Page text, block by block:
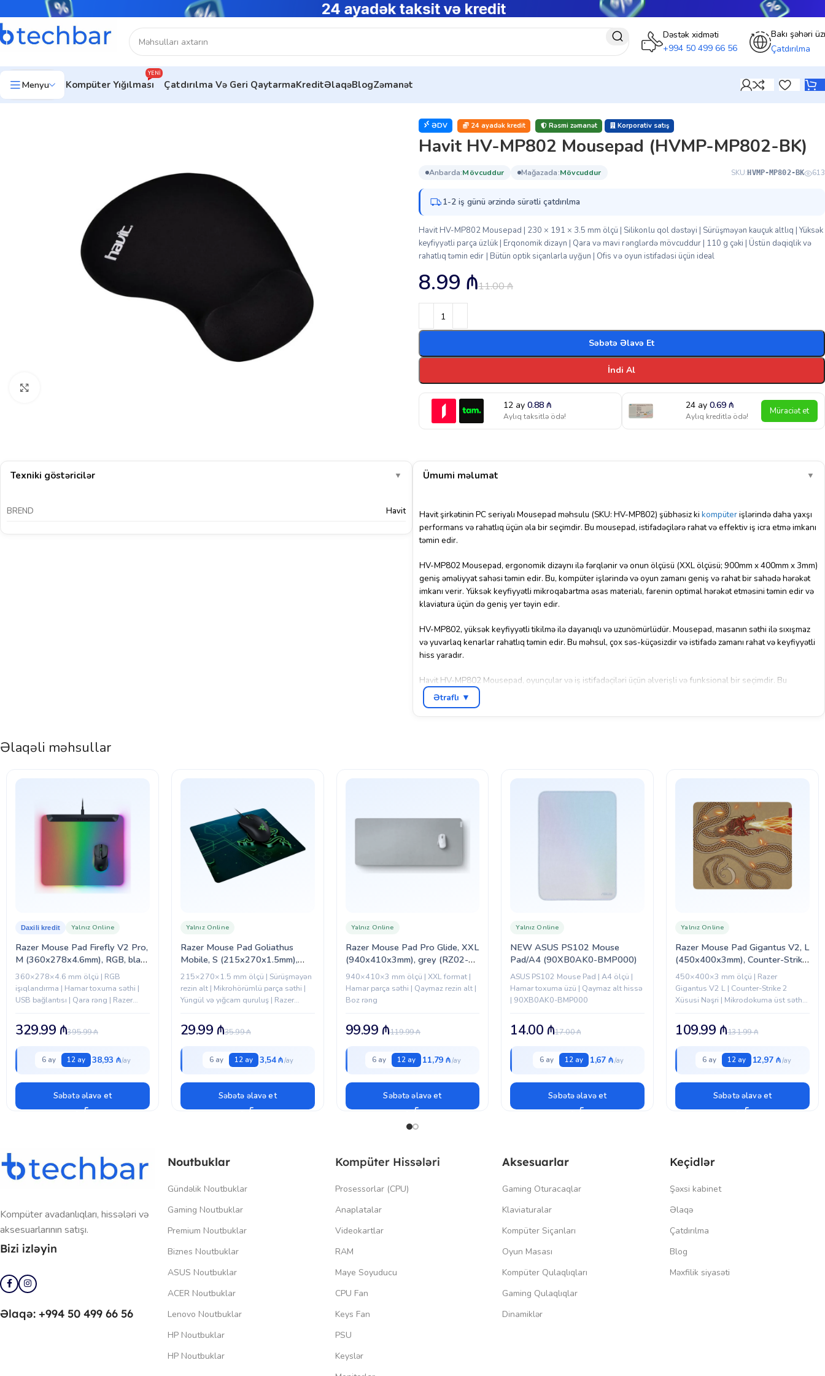
Dəstək xidməti
+994 50 499 66 56
Bakı şəhəri
Çatdırılma
Menyu Kompüter Yığılması
YENI
Çatdırılma Və Geri QaytarmaKreditƏlaqəBlogZəmanət
Ev Kompüter aksesuarları
ƏDV 24 ayadək kredit Rəsmi zəmanət Korporativ satış
Havit HV-MP802 Mousepad (HVMP-MP802-BK)
anbarda: mövcuddur mağazada: mövcuddur SKU:HVMP-MP802-BK 613
1-2 iş günü ərzində sürətli çatdırılma
Havit HV-MP802 Mousepad | 230 × 191 × 3.5 mm ölçü | Silikonlu qol dəstəyi | Sürüşməyən kauçuk altlıq | Yüksək
keyfiyyətli parça üzlük | Erqonomik dizayn | Qara və mavi rənglərdə mövcuddur | 110 g çəki | Üstün dəqiqlik və
rahatlıq təmin edir | Bütün optik siçanlarla uyğun | Ofis və oyun istifadəsi üçün ideal
11.00₼
8.99 ₼
Səbətə Əlavə Et
İndi Al
12 ay0.88₼
Aylıq taksitlə ödə!
24 ay0.69₼
Aylıq kreditlə ödə! Müraciət et
Texniki göstəricilər ▼
BREND Havit
Ümumi məlumat ▼
Havit şirkətinin PC seriyalı Mousepad məhsulu (SKU: HV-MP802) şübhəsiz ki kompüterişlərində daha yaxşı
performans və rahatlıq üçün əla bir seçimdir. Bu mousepad, istifadəçilərə rahat və effektiv iş icra etmə imkanı
təmin edir.
HV-MP802 Mousepad, ergonomik dizaynı ilə fərqlənir və onun ölçüsü (XXL ölçüsü; 900mm x 400mm x 3mm)
geniş əməliyyat sahəsi təmin edir. Bu, kompüter işlərində və oyun zamanı geniş və rahat bir sahədə hərəkət
imkanı verir. Yüksək keyfiyyətli mikroqabartma əsas materialı, farenin optimal hərəkət etməsini təmin edir və
klaviatura üçün də geniş yer təyin edir.
HV-MP802, yüksək keyfiyyətli tikilmə ilə dayanıqlı və uzunömürlüdür. Mousepad, masanın səthi ilə sıxışmaz
və yuvarlaq kenarlar rahatlıq təmin edir. Bu məhsul, çox səs-küçəsizdir və istifadə zamanı rahat və keyfiyyətli
hiss yaradır.
Havit HV-MP802 Mousepad, oyunçular və iş istifadəçiləri üçün əlverişli və funksional bir seçimdir. Bu
mousepad, kompüter işlərində yaxşı performans və rahat iş prinsipləri təmin etmək məqsədilə dizayn
edilmişdir. Bu məhsulu seçərək, iş və oyun təcrübənizi yaxşılaşdıra bilərsiniz.
Ətraflı ▼
Əlaqəli məhsullar
Razer Mouse Pad Firefly V2 Pro,
M (360x278x4.6mm), RGB, black
(RZ02-04920100-R3M1)
Daxili kredit Yalnız Online
360×278×4.6 mm ölçü | RGB
işıqlandırma | Hamar toxuma səthi |
USB bağlantısı | Qara rəng | Razer
395.99₼
329.99 ₼
6 ay 12 ay 38,93 ₼
Səbətə əlavə et
Razer Mouse Pad Goliathus
Mobile, S (215x270x1.5mm),
black-green (RZ02-01820200-
R3M1)
Yalnız Online
215×270×1.5 mm ölçü | Sürüşməyən
rezin alt | Mikrohörümlü parça səthi |
Yüngül və yığcam quruluş | Razer
35.99₼
29.99 ₼
6 ay 12 ay 3,54 ₼
Səbətə əlavə et
Razer Mouse Pad Pro Glide, XXL
(940x410x3mm), grey (RZ02-
03332300-R3M1)
Yalnız Online
940×410×3 mm ölçü | XXL format |
Hamar parça səthi | Qaymaz rezin alt |
Boz rəng
119.99₼
99.99 ₼
6 ay 12 ay 11,79 ₼
Səbətə əlavə et
NEW ASUS PS102 Mouse
Pad/A4 (90XB0AK0-BMP000)
Yalnız Online
ASUS PS102 Mouse Pad | A4 ölçü |
Hamar toxuma üzü | Qaymaz alt hissə
| 90XB0AK0-BMP000
17.00₼
14.00 ₼
6 ay 12 ay 1,67 ₼
Səbətə əlavə et
Razer Mouse Pad Gigantus V2, L
(450x400x3mm), Counter-Strike
2 Ed. (RZ02-03333300-R3M1)
Yalnız Online
450×400×3 mm ölçü | Razer
Gigantus V2 L | Counter-Strike 2
Xüsusi Nəşri | Mikrodokuma üst səth |
131.99₼
109.99 ₼
6 ay 12 ay 12,97 ₼
Səbətə əlavə et
Kompüter avadanlıqları, hissələri və
aksesuarlarının satışı.
Bizi izləyin
Əlaqə: +994 50 499 66 56
Noutbuklar
Gündəlik Noutbuklar
Gaming Noutbuklar
Premium Noutbuklar
Biznes Noutbuklar
ASUS Noutbuklar
ACER Noutbuklar
Lenovo Noutbuklar
HP Noutbuklar
HP Noutbuklar
Kompüter Hissələri
Prosessorlar (CPU)
Anaplatalar
Videokartlar
RAM
Maye Soyuducu
CPU Fan
Keys Fan
PSU
Keyslər
Aksesuarlar
Gaming Oturacaqlar
Klaviaturalar
Kompüter Siçanları
Oyun Masası
Kompüter Qulaqlıqları
Gaming Qulaqlıqlar
Dinamiklər
Keçidlər
Şəxsi kabinet
Əlaqə
Çatdırılma
Blog
Məxfilik siyasəti